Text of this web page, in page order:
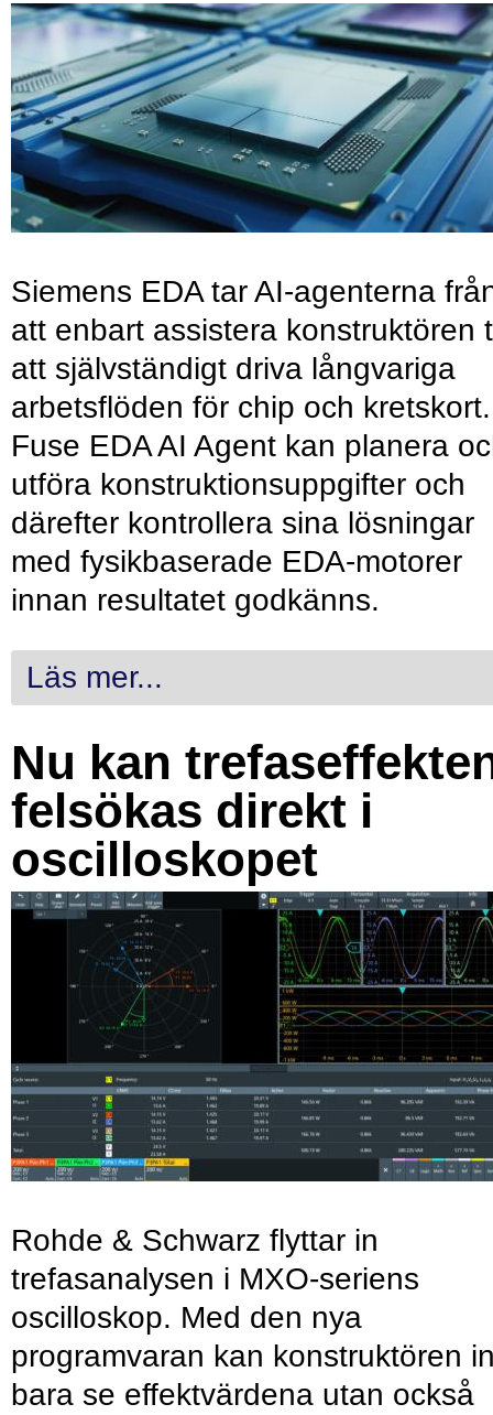
Siemens EDA tar AI-agenterna
att enbart assistera konstruktören
att självständigt driva långvariga
arbetsflöden för chip och kretskort.
Fuse EDA AI Agent kan planera
utföra konstruktionsuppgifter och
därefter kontrollera sina lösningar
med fysikbaserade EDA-motorer
innan resultatet godkänns.
Läs mer...
Nu kan
felsökas direkt i
oscilloskopet
Rohde & Schwarz flyttar in
trefasanalysen i MXO-seriens
oscilloskop. Med den nya
programvaran kan konstruktören
bara se effektvärdena utan också